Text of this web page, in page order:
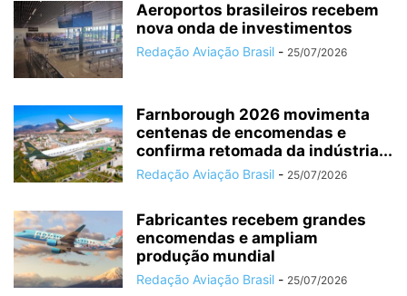
Aeroportos brasileiros recebem
nova onda de investimentos
Redação Aviação Brasil - 25/07/2026
Farnborough 2026 movimenta
centenas de encomendas e
confirma retomada da indústria...
Redação Aviação Brasil - 25/07/2026
Fabricantes recebem grandes
encomendas e ampliam
produção mundial
Redação Aviação Brasil - 25/07/2026